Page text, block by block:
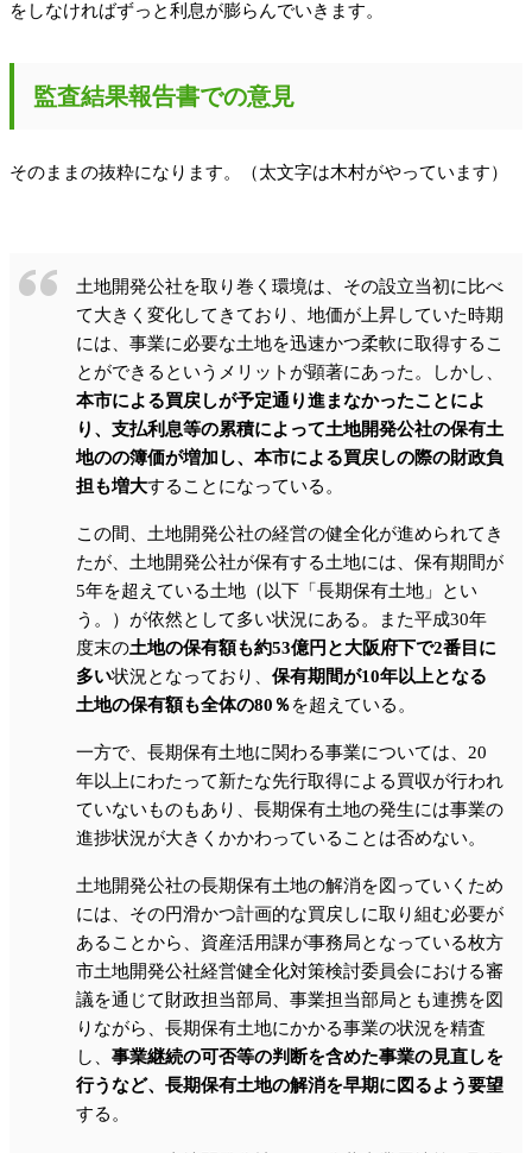
をしなければずっと利息が膨らんでいきます。
監査結果報告書での意見
そのままの抜粋になります。（太文字は木村がやっています）
土地開発公社を取り巻く環境は、その設立当初に比べ
て大きく変化してきており、地価が上昇していた時期
には、事業に必要な土地を迅速かつ柔軟に取得するこ
とができるというメリットが顕著にあった。しかし、
本市による買戻しが予定通り進まなかったことによ
り、支払利息等の累積によって土地開発公社の保有土
地のの簿価が増加し、本市による買戻しの際の財政負
担も増大することになっている。
この間、土地開発公社の経営の健全化が進められてき
たが、土地開発公社が保有する土地には、保有期間が
5年を超えている土地（以下「長期保有土地」とい
う。）が依然として多い状況にある。また平成30年
度末の土地の保有額も約53億円と大阪府下で2番目に
多い状況となっており、 保有期間が10年以上となる
土地の保有額も全体の80％を超えている。
一方で、長期保有土地に関わる事業については、20
年以上にわたって新たな先行取得による買収が行われ
ていないものもあり、長期保有土地の発生には事業の
進捗状況が大きくかかわっていることは否めない。
土地開発公社の長期保有土地の解消を図っていくため
には、その円滑かつ計画的な買戻しに取り組む必要が
あることから、資産活用課が事務局となっている枚方
市土地開発公社経営健全化対策検討委員会における審
議を通じて財政担当部局、事業担当部局とも連携を図
りながら、長期保有土地にかかる事業の状況を精査
し、 事業継続の可否等の判断を含めた事業の見直しを
行うなど、長期保有土地の解消を早期に図るよう要望
する。